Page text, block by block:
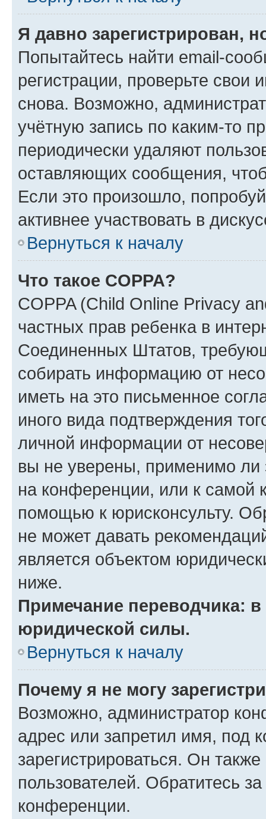
Я давно зарегистрирован,
Попытайтесь найти email-
регистрации, проверьте свои
снова. Возможно,
учётную запись по каким-то
периодически удаляют
оставляющих сообщения,
Если это произошло,
активнее участвовать в
Вернуться к началу
Что такое COPPA?
COPPA (Child Online Privacy
частных прав ребенка в
Соединенных Штатов,
собирать информацию от
иметь на это письменное
иного вида подтверждения
личной информации от
вы не уверены, применимо ли
на конференции, или к самой
помощью к юрисконсульту.
не может давать
является объектом
ниже.
Примечание переводчика:
юридической силы.
Вернуться к началу
Почему я не могу
Возможно, администратор
адрес или запретил имя, под
зарегистрироваться. Он
пользователей. Обратитесь
конференции.